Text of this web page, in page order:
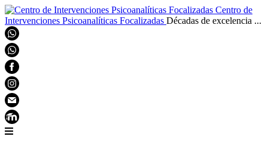
Centro de
Intervenciones Psicoanalíticas Focalizadas Décadas de excelencia ...